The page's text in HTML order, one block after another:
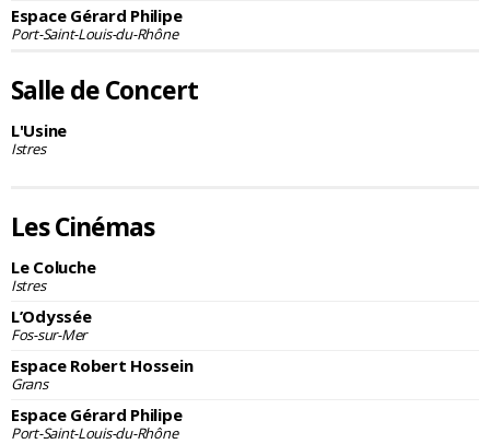
Espace Gérard Philipe
Port-Saint-Louis-du-Rhône
Salle de Concert
L'Usine
Istres
Les Cinémas
Le Coluche
Istres
L’Odyssée
Fos-sur-Mer
Espace Robert Hossein
Grans
Espace Gérard Philipe
Port-Saint-Louis-du-Rhône